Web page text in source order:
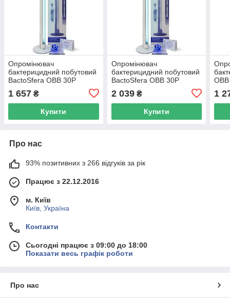
Опромінювач
бактерицидний побутовий
BactoSfera OBB 30P
1 657 ₴
Купити
Опромінювач
бактерицидний побутовий
BactoSfera OBB 30P
2 039₴
Купити
1
Про нас
93% позитивних з 266 відгуків за рік
Працює з 22.12.2016
м. Київ
Київ, Україна
Контакти
Сьогодні працює з 09:00 до 18:00
Показати весь графік роботи
Про нас